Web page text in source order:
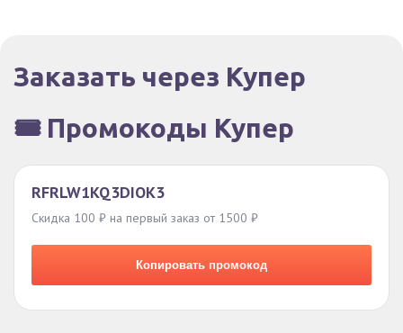
Заказать через Купер
🎟️ Промокоды Купер
RFRLW1KQ3DIOK3
Скидка 100 ₽ на первый заказ от 1500 ₽
Копировать промокод